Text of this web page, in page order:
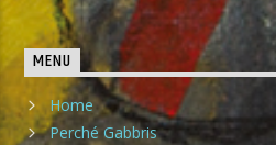
MENU
Home
Perché Gabbris